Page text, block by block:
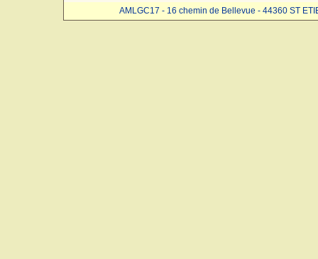
AMLGC17 - 16 chemin de Bellevue - 44360 ST